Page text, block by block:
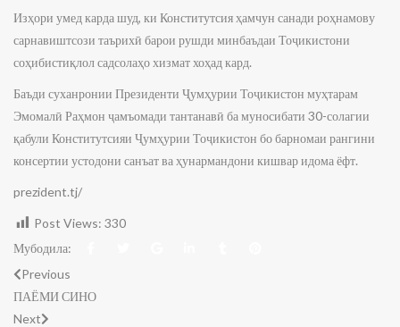
Изҳори умед карда шуд, ки Конститутсия ҳамчун санади роҳнамову
сарнавиштсози таърихӣ барои рушди минбаъдаи Тоҷикистони
соҳибистиқлол садсолаҳо хизмат хоҳад кард.
Баъди суханронии Президенти Ҷумҳурии Тоҷикистон муҳтарам
Эмомалӣ Раҳмон ҷамъомади тантанавӣ ба муносибати 30-солагии
қабули Конститутсияи Ҷумҳурии Тоҷикистон бо барномаи рангини
консертии устодони санъат ва ҳунармандони кишвар идома ёфт.
prezident.tj/
Post Views: 330
Мубодила:
Previous
ПАЁМИ СИНО
Next